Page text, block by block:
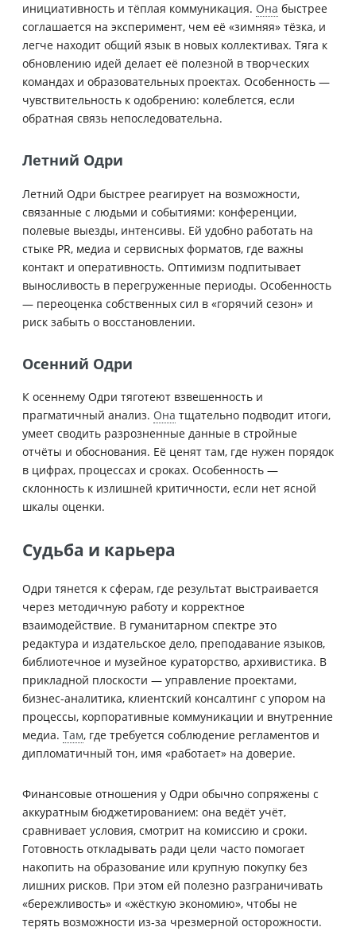
инициативность и тёплая коммуникация. Она быстрее
соглашается на эксперимент, чем её «зимняя» тёзка, и
легче находит общий язык в новых коллективах. Тяга к
обновлению идей делает её полезной в творческих
командах и образовательных проектах. Особенность —
чувствительность к одобрению: колеблется, если
обратная связь непоследовательна.
Летний Одри
Летний Одри быстрее реагирует на возможности,
связанные с людьми и событиями: конференции,
полевые выезды, интенсивы. Ей удобно работать на
стыке PR, медиа и сервисных форматов, где важны
контакт и оперативность. Оптимизм подпитывает
выносливость в перегруженные периоды. Особенность
— переоценка собственных сил в «горячий сезон» и
риск забыть о восстановлении.
Осенний Одри
К осеннему Одри тяготеют взвешенность и
прагматичный анализ. Она тщательно подводит итоги,
умеет сводить разрозненные данные в стройные
отчёты и обоснования. Её ценят там, где нужен порядок
в цифрах, процессах и сроках. Особенность —
склонность к излишней критичности, если нет ясной
шкалы оценки.
Судьба и карьера
Одри тянется к сферам, где результат выстраивается
через методичную работу и корректное
взаимодействие. В гуманитарном спектре это
редактура и издательское дело, преподавание языков,
библиотечное и музейное кураторство, архивистика. В
прикладной плоскости — управление проектами,
бизнес-аналитика, клиентский консалтинг с упором на
процессы, корпоративные коммуникации и внутренние
медиа. Там, где требуется соблюдение регламентов и
дипломатичный тон, имя «работает» на доверие.
Финансовые отношения у Одри обычно сопряжены с
аккуратным бюджетированием: она ведёт учёт,
сравнивает условия, смотрит на комиссию и сроки.
Готовность откладывать ради цели часто помогает
накопить на образование или крупную покупку без
лишних рисков. При этом ей полезно разграничивать
«бережливость» и «жёсткую экономию», чтобы не
терять возможности из‑за чрезмерной осторожности.